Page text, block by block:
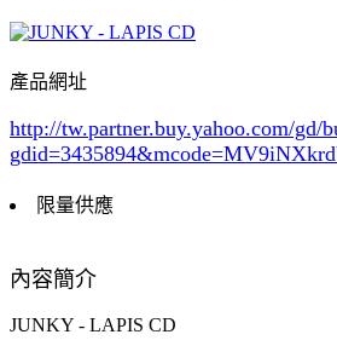
產品網址
http://tw.partner.buy.yahoo.com/gd/
gdid=3435894
限量供應
內容簡介
JUNKY - LAPIS CD